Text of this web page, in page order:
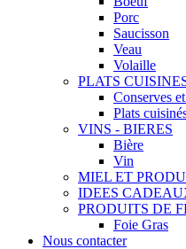
Porc
Saucisson
Veau
Volaille
PLATS
Conserves
Plats
VINS - BIERES
Bière
Vin
MIEL ET
IDEES
PRODUITS DE
Foie Gras
Nous contacter